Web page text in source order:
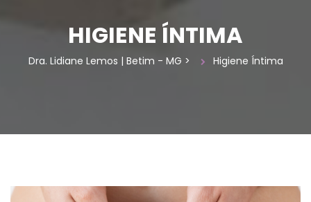
HIGIENE ÍNTIMA
Dra. Lidiane Lemos | Betim - MG > Higiene Íntima